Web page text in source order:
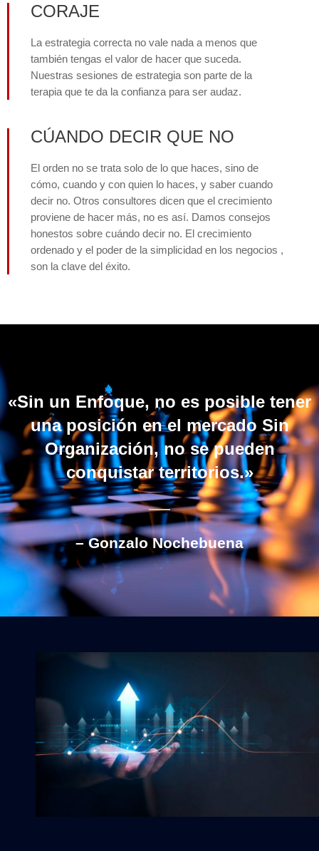
CORAJE
La estrategia correcta no vale nada a menos que
también tengas el valor de hacer que suceda.
Nuestras sesiones de estrategia son parte de la
terapia que te da la confianza para ser audaz.
CÚANDO DECIR QUE NO
El orden no se trata solo de lo que haces, sino de
cómo, cuando y con quien lo haces, y saber cuando
decir no. Otros consultores dicen que el crecimiento
proviene de hacer más, no es así. Damos consejos
honestos sobre cuándo decir no. El crecimiento
ordenado y el poder de la simplicidad en los negocios ,
son la clave del éxito.
«Sin un Enfoque, no es posible tener
una posición en el mercado Sin
Organización, no se pueden
conquistar territorios.»
– Gonzalo Nochebuena